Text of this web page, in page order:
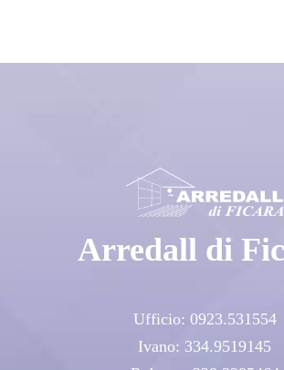
Arredall di
Ufficio: 0923.531554
Ivano: 334.9519145